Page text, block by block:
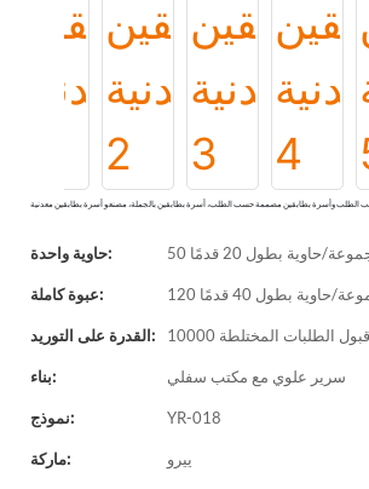
الطلب وأسرة بطابقين مصممة حسب الطلب، أسرة بطابقين بالجملة، مصنعو أسرة بطابقين معدنية
حاوية واحدة: حاوية بطول 20 قدمًا
عبوة كاملة: حاوية بطول 40 قدمًا
القدرة على التوريد: قبول الطلبات المختلطة
بناء: سرير علوي مع مكتب سفلي
نموذج: YR-018
ماركة: ييرو